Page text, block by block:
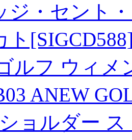
ジ・セント
ト
ルフ ウィメ
ANEW
ョルダー